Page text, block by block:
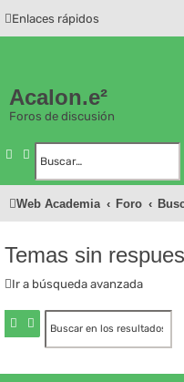
Enlaces rápidos
Acalon.e²
Foros de discusión
Buscar
Web Academia Foro
Temas sin
Ir a búsqueda avanzada
BuscarBúsqueda avanzada